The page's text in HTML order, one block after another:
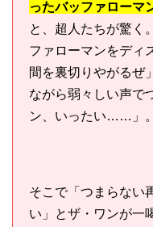
ったバッファローマ
と、超人たちが驚く
ファローマンをディ
間を裏切りやがるぜ
ながら弱々しい声で
ン、いったい……」。
そこで「つまらない
い」とザ・ワンが一